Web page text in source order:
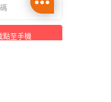
點至手機